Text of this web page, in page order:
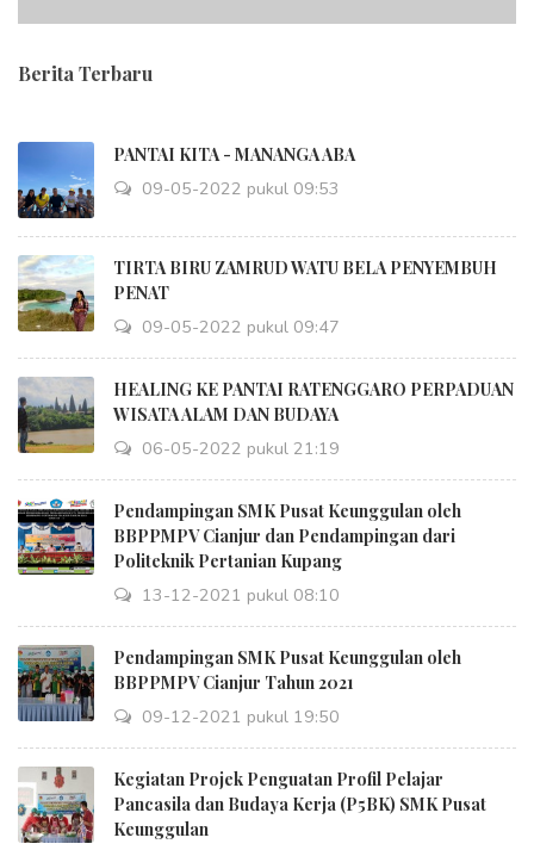
Berita Terbaru
PANTAI KITA - MANANGA ABA
09-05-2022 pukul 09:53
TIRTA BIRU ZAMRUD WATU BELA PENYEMBUH
PENAT
09-05-2022 pukul 09:47
HEALING KE PANTAI RATENGGARO PERPADUAN
WISATA ALAM DAN BUDAYA
06-05-2022 pukul 21:19
Pendampingan SMK Pusat Keunggulan oleh
BBPPMPV Cianjur dan Pendampingan dari
Politeknik Pertanian Kupang
13-12-2021 pukul 08:10
Pendampingan SMK Pusat Keunggulan oleh
BBPPMPV Cianjur Tahun 2021
09-12-2021 pukul 19:50
Kegiatan Projek Penguatan Profil Pelajar
Pancasila dan Budaya Kerja (P5BK) SMK Pusat
Keunggulan